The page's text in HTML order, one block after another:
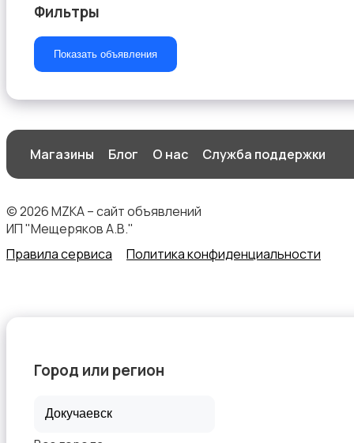
Свитеры и толстовки
Фильтры
Показать объявления
Магазины Блог О нас Служба поддержки
© 2026 MZKA – сайт объявлений
ИП "Мещеряков А.В."
Правила сервиса
Политика конфиденциальности
Город или регион